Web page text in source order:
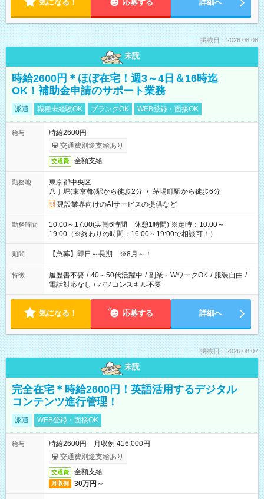
気になる！ 応募する 詳細へ
掲載日：2026.08.08
未読
時給2600円＊ほぼ在宅！週3～4日＆16時迄
OK！補助金申請のサポート業務
派遣 職種未経験OK ブランクOK WEB登録・面接OK
給与
時給2600円
交通費別途支給あり
交通費 全額支給
勤務地
東京都中央区
八丁堀(東京都)駅から徒歩2分 / 茅場町駅から徒歩6分
建設業界向けのAIサービスの提供など
勤務時間
10:00～17:00(実働6時間 休憩1時間) ※定時：10:00～
19:00（※終わりの時間：16:00～19:00で相談可！）
期間 【急募】即日～長期 ※8月～！
特徴 履歴書不要 / 40～50代活躍中 / 副業・WワークOK / 服装自由 /
電話対応なし / パソコンスキル不要
気になる！ 応募する 詳細へ
掲載日：2026.08.07
未読
完全在宅＊時給2600円！英語活用するデジタル
コンテンツ進行管理！
派遣 WEB登録・面接OK
給与
時給2600円 月収例 416,000円
交通費別途支給あり
交通費 全額支給
月収例 30万円～